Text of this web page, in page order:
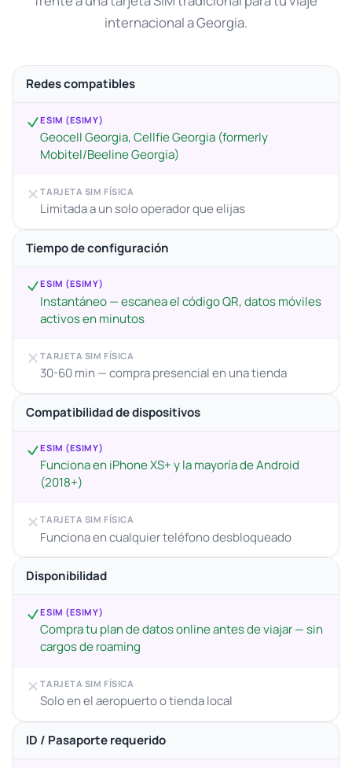
internacional a Georgia.
Redes compatibles
ESIM (ESIMY)
Geocell Georgia, Cellfie Georgia (formerly
Mobitel/Beeline Georgia)
TARJETA SIM FÍSICA
Limitada a un solo operador que elijas
Tiempo de configuración
ESIM (ESIMY)
Instantáneo — escanea el código QR, datos móviles
activos en minutos
TARJETA SIM FÍSICA
30-60 min — compra presencial en una tienda
Compatibilidad de dispositivos
ESIM (ESIMY)
Funciona en iPhone XS+ y la mayoría de Android
(2018+)
TARJETA SIM FÍSICA
Funciona en cualquier teléfono desbloqueado
Disponibilidad
ESIM (ESIMY)
Compra tu plan de datos online antes de viajar — sin
cargos de roaming
TARJETA SIM FÍSICA
Solo en el aeropuerto o tienda local
ID / Pasaporte requerido